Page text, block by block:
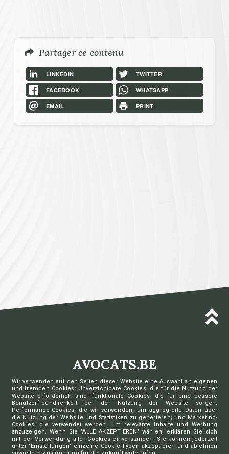
Partager ce contenu
LINKEDIN TWITTER
FACEBOOK WHATSAPP
EMAIL PRINT
AVOCATS.BE
Ordre des barreaux francophones
et germanophone de Belgique
Charte vie privée
Déclaration vie privée aide juridique de 2ème ligne
Déclaration vie privée DP-A Access
Déclaration vie privée DP-A Sign
Préférences de cookies
Wir verwenden auf den Seiten dieser Website eine Auswahl an eigenen
und fremden Cookies: Unverzichtbare Cookies, die für die Nutzung der
Website erforderlich sind; funktionale Cookies, die für eine bessere
Benutzerfreundlichkeit bei der Nutzung der Website sorgen;
Performance-Cookies, die wir verwenden, um aggregierte Daten über
die Nutzung der Website und Statistiken zu generieren; und Marketing-
Cookies, die verwendet werden, um relevante Inhalte und Werbung
anzuzeigen. Wenn Sie "ALLE AKZEPTIEREN" wählen, erklären Sie sich
mit der Verwendung aller Cookies einverstanden. Sie können jederzeit
unter "Einstellungen" einzelne Cookie-Typen akzeptieren und ablehnen